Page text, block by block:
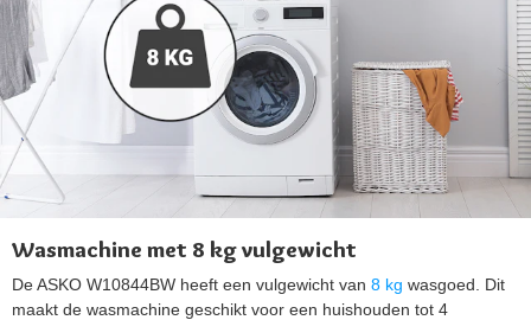
Wasmachine met 8 kg vulgewicht
De ASKO W10844BW heeft een vulgewicht van 8 kg wasgoed. Dit
maakt de wasmachine geschikt voor een huishouden tot 4